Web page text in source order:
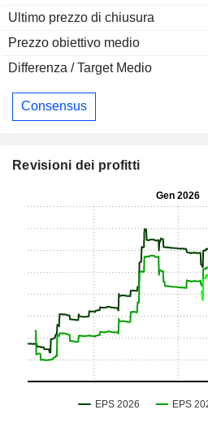
Ultimo prezzo di chiusura
Prezzo obiettivo medio
Differenza / Target Medio
Consensus
Revisioni dei profitti